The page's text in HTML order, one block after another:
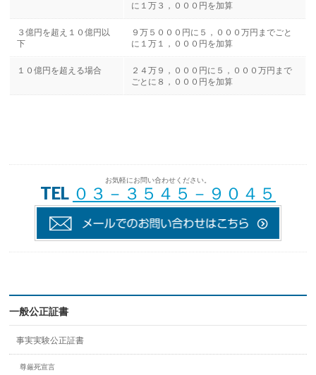
に１万３，０００円を加算
３億円を超え１０億円以
下
９万５０００円に５，０００万円までごと
に１万１，０００円を加算
１０億円を超える場合
２４万９，０００円に５，０００万円まで
ごとに８，０００円を加算
お気軽にお問い合わせください。
TEL ０３－３５４５－９０４５
一般公正証書
事実実験公正証書
尊厳死宣言